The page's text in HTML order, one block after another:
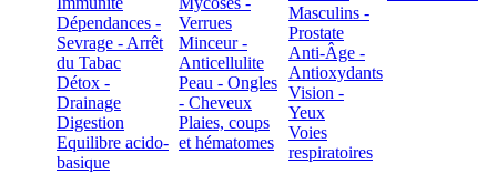
Dépendances -
Sevrage - Arrêt
du Tabac
Détox -
Drainage
Digestion
Equilibre acido-
basique
Verrues
Minceur -
Anticellulite
Peau - Ongles
- Cheveux
Plaies, coups
et hématomes
Masculins -
Prostate
Anti-Âge -
Antioxydants
Vision -
Yeux
Voies
respiratoires